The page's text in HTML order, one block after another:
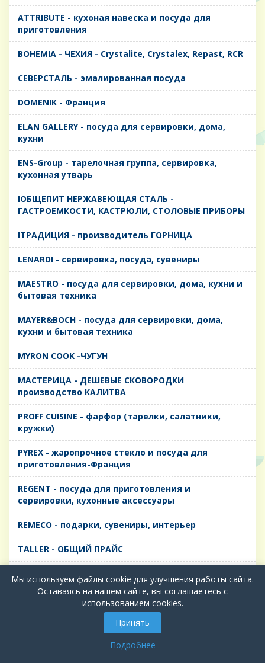
ATTRIBUTE - кухоная навеска и посуда для
приготовления
BOHEMIA - ЧЕХИЯ - Crystalite, Crystalex, Repast, RCR
CЕВЕРСТАЛЬ - эмалированная посуда
DOMENIK - Франция
ELAN GALLERY - посуда для сервировки, дома,
кухни
ENS-Group - тарелочная группа, сервировка,
кухонная утварь
IОБЩЕПИТ НЕРЖАВЕЮЩАЯ СТАЛЬ -
ГАСТРОЕМКОСТИ, КАСТРЮЛИ, СТОЛОВЫЕ ПРИБОРЫ
IТРАДИЦИЯ - производитель ГОРНИЦА
LENARDI - сервировка, посуда, сувениры
MAESTRO - посуда для сервировки, дома, кухни и
бытовая техника
MAYER&BOCH - посуда для сервировки, дома,
кухни и бытовая техника
MYRON COOK -ЧУГУН
MАСТЕРИЦА - ДЕШЕВЫЕ СКОВОРОДКИ
производство КАЛИТВА
PROFF CUISINE - фарфор (тарелки, салатники,
кружки)
PYREX - жаропрочное стекло и посуда для
приготовления-Франция
REGENT - посуда для приготовления и
сервировки, кухонные аксессуары
REMECO - подарки, сувениры, интерьер
TALLER - ОБЩИЙ ПРАЙС
TIMA - посуда для приготовления и сервировки,
кухонные аксессуары
БИОСТАЛЬ - ТЕРМОСА
Мы используем файлы cookie для улучшения работы сайта.
Оставаясь на нашем сайте, вы соглашаетесь с
использованием cookies.
Принять
Подробнее